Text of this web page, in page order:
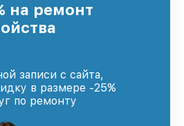
на ремонт
записи с сайта,
в размере -25%
по ремонту